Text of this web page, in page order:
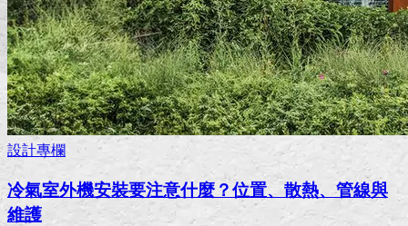
設計專欄
冷氣室外機安裝要注意什麼？位置、散熱、管線與
維護